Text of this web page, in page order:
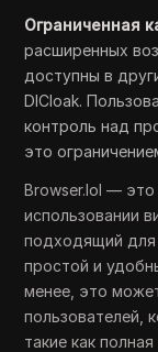
Ограниченная
расширенных
доступны в
DICloak.
контроль над
это
Browser.lol —
использовании
подходящий для
простой и
менее, это
пользователей,
такие как